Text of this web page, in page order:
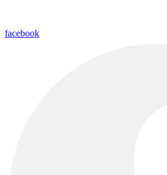
facebook